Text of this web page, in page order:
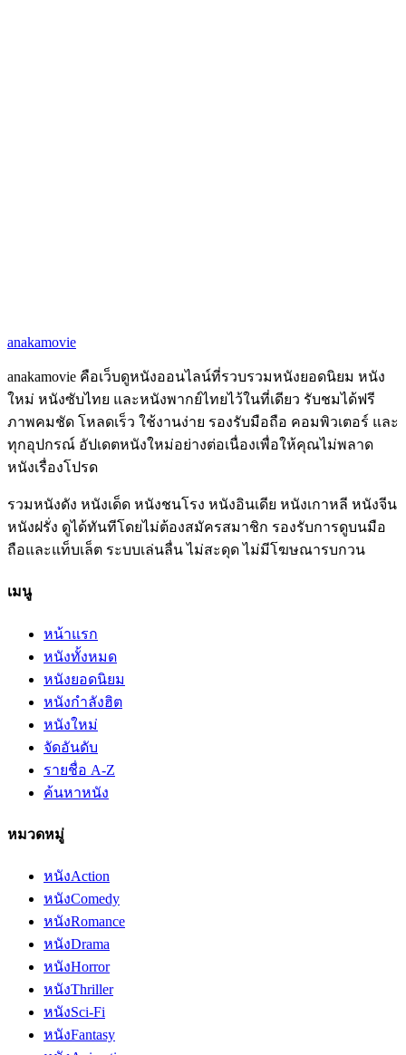
anakamovie
anakamovie คือเว็บดูหนังออนไลน์ที่รวบรวมหนังยอดนิยม หนัง
ใหม่ หนังซับไทย และหนังพากย์ไทยไว้ในที่เดียว รับชมได้ฟรี
ภาพคมชัด โหลดเร็ว ใช้งานง่าย รองรับมือถือ คอมพิวเตอร์ และ
ทุกอุปกรณ์ อัปเดตหนังใหม่อย่างต่อเนื่องเพื่อให้คุณไม่พลาด
หนังเรื่องโปรด
รวมหนังดัง หนังเด็ด หนังชนโรง หนังอินเดีย หนังเกาหลี หนังจีน
หนังฝรั่ง ดูได้ทันทีโดยไม่ต้องสมัครสมาชิก รองรับการดูบนมือ
ถือและแท็บเล็ต ระบบเล่นลื่น ไม่สะดุด ไม่มีโฆษณารบกวน
เมนู
หน้าแรก
หนังทั้งหมด
หนังยอดนิยม
หนังกำลังฮิต
หนังใหม่
จัดอันดับ
รายชื่อ A-Z
ค้นหาหนัง
หมวดหมู่
หนังAction
หนังComedy
หนังRomance
หนังDrama
หนังHorror
หนังThriller
หนังSci-Fi
หนังFantasy